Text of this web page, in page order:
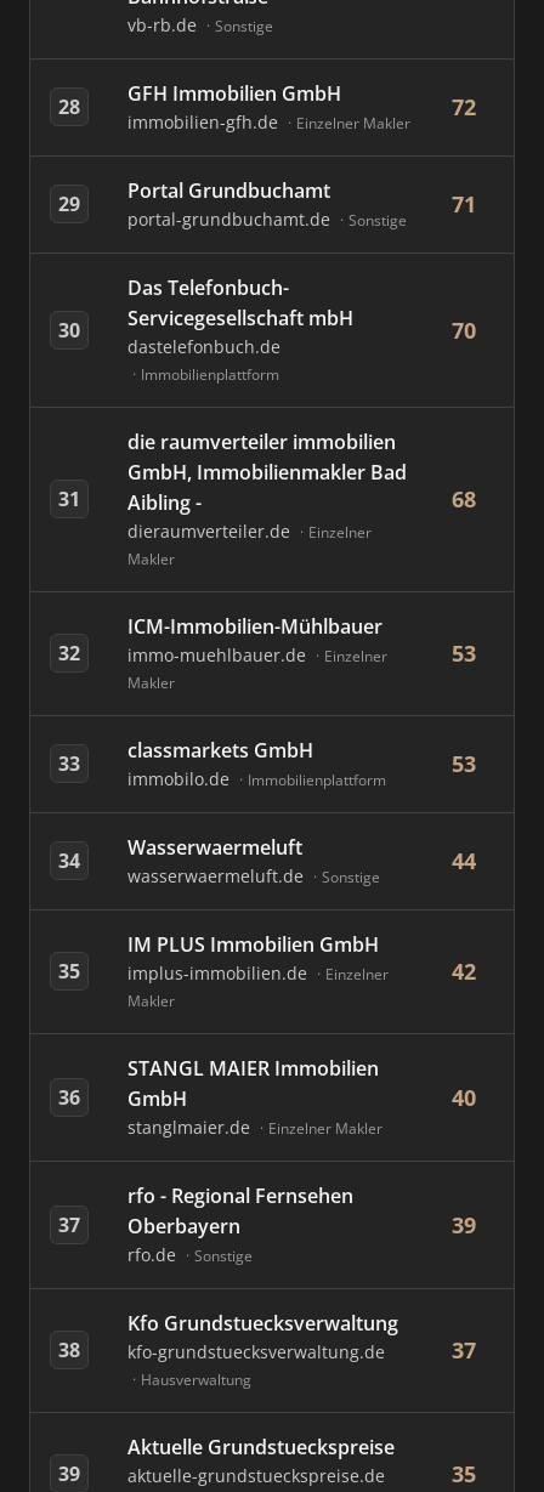
vb-rb.de Sonstige
28 GFH Immobilien GmbH
immobilien-gfh.de Einzelner Makler
72
29 Portal Grundbuchamt
portal-grundbuchamt.de Sonstige
71
30
Das Telefonbuch-
Servicegesellschaft mbH
dastelefonbuch.de
Immobilienplattform
70
31
die raumverteiler immobilien
GmbH, Immobilienmakler Bad
Aibling -
dieraumverteiler.de
Einzelner
Makler
68
32
ICM-Immobilien-Mühlbauer
immo-muehlbauer.de
Einzelner
Makler
53
33 classmarkets GmbH
immobilo.de Immobilienplattform
53
34 Wasserwaermeluft
wasserwaermeluft.de Sonstige
44
35
IM PLUS Immobilien GmbH
implus-immobilien.de
Einzelner
Makler
42
36
STANGL MAIER Immobilien
GmbH
stanglmaier.de Einzelner Makler
40
37
rfo - Regional Fernsehen
Oberbayern
rfo.de Sonstige
39
38
Kfo Grundstuecksverwaltung
kfo-grundstuecksverwaltung.de
Hausverwaltung
37
39
Aktuelle Grundstueckspreise
aktuelle-grundstueckspreise.de 35